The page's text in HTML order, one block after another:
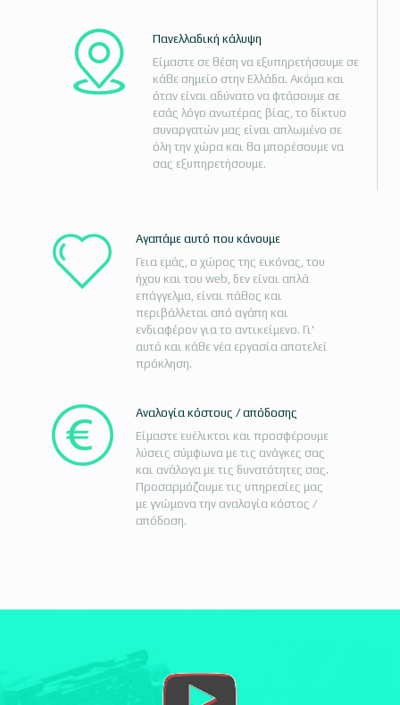
Πανελλαδική κάλυψη
Είμαστε σε θέση να εξυπηρετήσουμε σε
κάθε σημείο στην Ελλάδα. Ακόμα και
όταν είναι αδύνατο να φτάσουμε σε
εσάς λόγο ανωτέρας βίας, το δίκτυο
συναργατών μας είναι απλωμένο σε
όλη την χώρα και θα μπορέσουμε να
σας εξυπηρετήσουμε.
Αγαπάμε αυτό που κάνουμε
Γεια εμάς, ο χώρος της εικόνας, του
ήχου και του web, δεν είναι απλά
επάγγελμα, είναι πάθος και
περιβάλλεται από αγάπη και
ενδιαφέρον για το αντικείμενο. Γι'
αυτό και κάθε νέα εργασία αποτελεί
πρόκληση.
Αναλογία κόστους / απόδοσης
Είμαστε ευέλικτοι και προσφέρουμε
λύσεις σύμφωνα με τις ανάγκες σας
και ανάλογα με τις δυνατότητες σας.
Προσαρμόζουμε τις υπηρεσίες μας
με γνώμονα την αναλογία κόστος /
απόδοση.